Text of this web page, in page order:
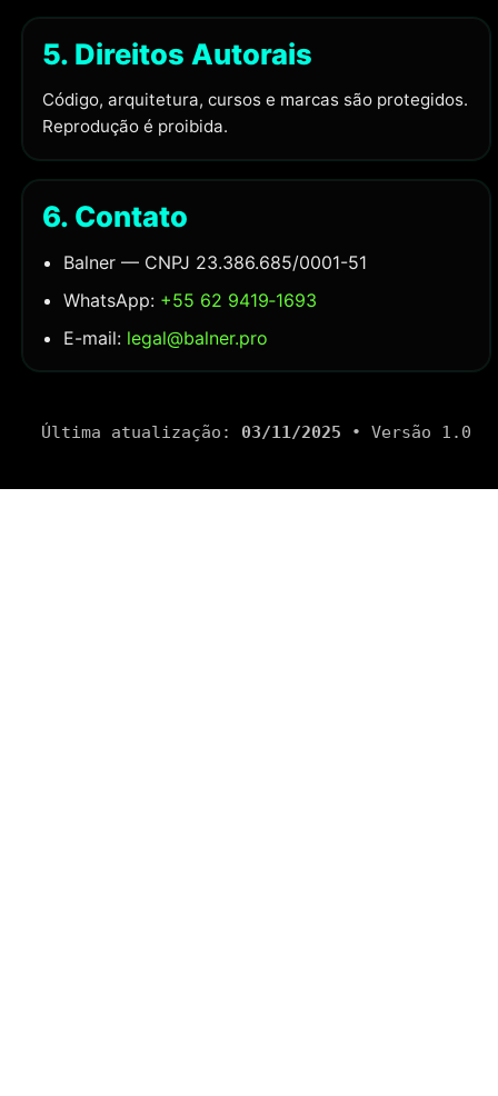
5. Direitos Autorais
Código, arquitetura, cursos e marcas são protegidos.
Reprodução é proibida.
6. Contato
Balner — CNPJ 23.386.685/0001-51
WhatsApp: +55 62 9419‑1693
E-mail: legal@balner.pro
Última atualização: 03/11/2025 • Versão 1.0